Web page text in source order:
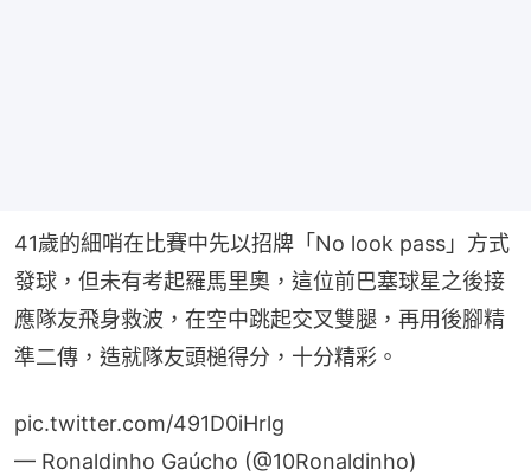
41歲的細哨在比賽中先以招牌「No look pass」方式
發球，但未有考起羅馬里奧，這位前巴塞球星之後接
應隊友飛身救波，在空中跳起交叉雙腿，再用後腳精
準二傳，造就隊友頭槌得分，十分精彩。
pic.twitter.com/491D0iHrlg
— Ronaldinho Gaúcho (@10Ronaldinho)